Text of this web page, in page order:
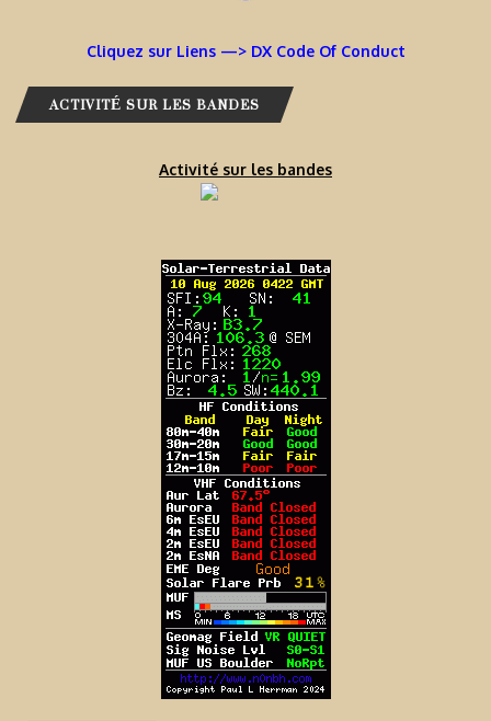
Cliquez sur Liens —> DX Code Of Conduct
ACTIVITÉ SUR LES BANDES
Activité sur les bandes